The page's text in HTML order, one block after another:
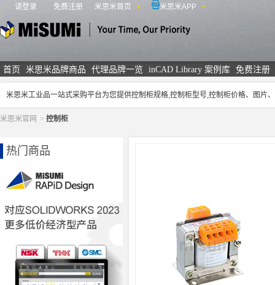
请登录 免费注册 米思米首页 米思米APP
首页 米思米品牌商品 代理品牌一览 inCAD Library 案例库 免费注册
米思米工业品一站式采购平台为您提供控制柜规格,控制柜型号,控制柜价格、图
米思米官网 > 控制柜
热门商品